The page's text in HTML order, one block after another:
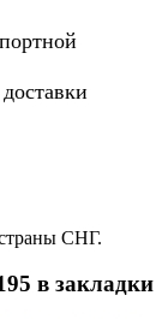
СНГ.
в закладки